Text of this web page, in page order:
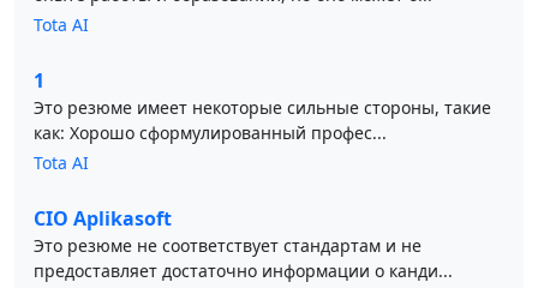
Tota AI
1
Это резюме имеет некоторые сильные стороны, такие
как: Хорошо сформулированный профес...
Tota AI
CIO Aplikasoft
Это резюме не соответствует стандартам и не
предоставляет достаточно информации о канди...